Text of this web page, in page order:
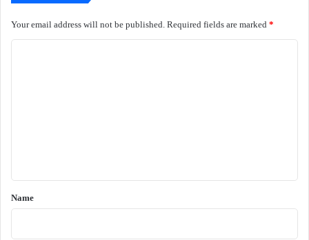
Your email address will not be published. Required fields are marked *
*
Name